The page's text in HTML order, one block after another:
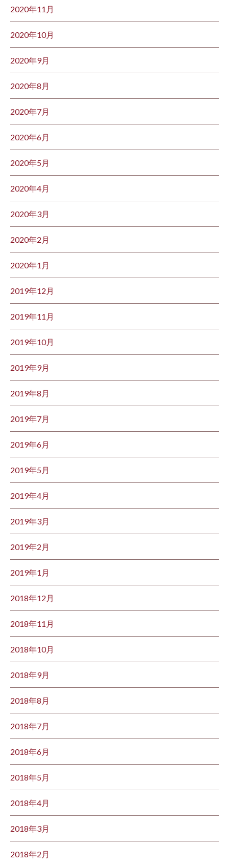
2020年11月
2020年10月
2020年9月
2020年8月
2020年7月
2020年6月
2020年5月
2020年4月
2020年3月
2020年2月
2020年1月
2019年12月
2019年11月
2019年10月
2019年9月
2019年8月
2019年7月
2019年6月
2019年5月
2019年4月
2019年3月
2019年2月
2019年1月
2018年12月
2018年11月
2018年10月
2018年9月
2018年8月
2018年7月
2018年6月
2018年5月
2018年4月
2018年3月
2018年2月